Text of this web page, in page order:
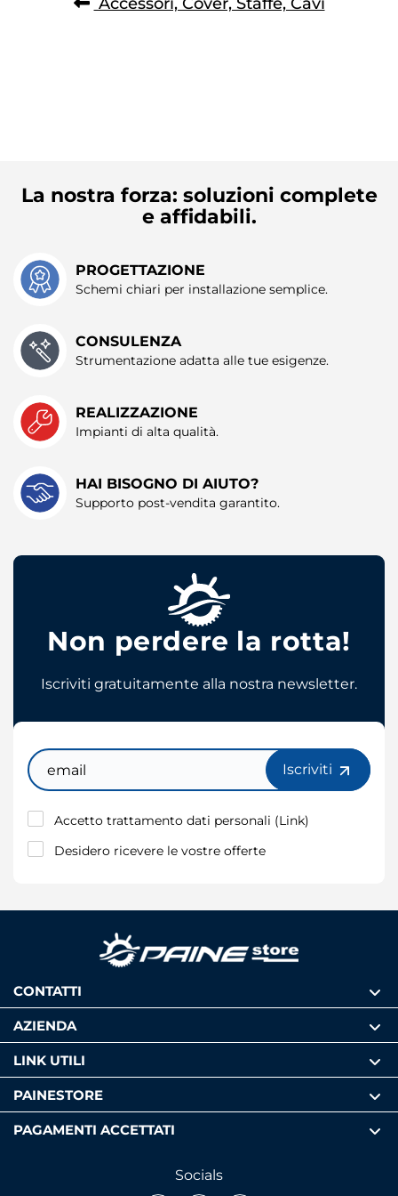
raccolto dal suo utilizzo dei loro servizi.
La nostra forza: soluzioni complete
e affidabili.
PROGETTAZIONE
Schemi chiari per installazione semplice.
CONSULENZA
Strumentazione adatta alle tue esigenze.
REALIZZAZIONE
Impianti di alta qualità.
HAI BISOGNO DI AIUTO?
Supporto post-vendita garantito.
Non perdere la rotta!
Iscriviti gratuitamente alla nostra newsletter.
Email
Iscriviti
Accetto trattamento dati personali (Link)
Desidero ricevere le vostre offerte
CONTATTI
AZIENDA
LINK UTILI
PAINESTORE
PAGAMENTI ACCETTATI
Socials